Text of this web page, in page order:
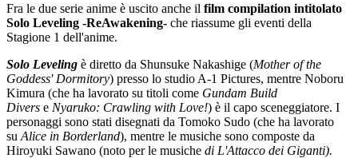
Fra le due serie anime è uscito anche il film compilation intitolato
Solo Leveling -ReAwakening- che riassume gli eventi della
Stagione 1 dell'anime.
Solo Leveling è diretto da Shunsuke Nakashige (Mother of the
Goddess' Dormitory) presso lo studio A-1 Pictures, mentre Noboru
Kimura (che ha lavorato su titoli come Gundam Build
Divers e Nyaruko: Crawling with Love!) è il capo sceneggiatore. I
personaggi sono stati disegnati da Tomoko Sudo (che ha lavorato
su Alice in Borderland), mentre le musiche sono composte da
Hiroyuki Sawano (noto per le musiche di L'Attacco dei Giganti).